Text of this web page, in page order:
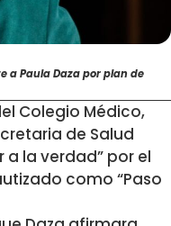
a Paula Daza por plan de
Colegio Médico,
de Salud
a la verdad” por el
como “Paso